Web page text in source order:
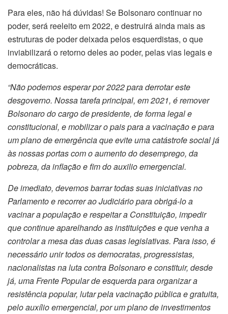
Para eles, não há dúvidas! Se Bolsonaro continuar no
poder, será reeleito em 2022, e destruirá ainda mais as
estruturas de poder deixada pelos esquerdistas, o que
inviabilizará o retorno deles ao poder, pelas vias legais e
democráticas.
“Não podemos esperar por 2022 para derrotar este
desgoverno. Nossa tarefa principal, em 2021, é remover
Bolsonaro do cargo de presidente, de forma legal e
constitucional, e mobilizar o pais para a vacinação e para
um plano de emergência que evite uma catástrofe social já
às nossas portas com o aumento do desemprego, da
pobreza, da inflação e fim do auxilio emergencial.
De imediato, devemos barrar todas suas iniciativas no
Parlamento e recorrer ao Judiciário para obrigá-lo a
vacinar a população e respeitar a Constituição, impedir
que continue aparelhando as instituições e que venha a
controlar a mesa das duas casas legislativas. Para isso, é
necessário unir todos os democratas, progressistas,
nacionalistas na luta contra Bolsonaro e constituir, desde
já, uma Frente Popular de esquerda para organizar a
resistência popular, lutar pela vacinação pública e gratuita,
pelo auxílio emergencial, por um plano de investimentos